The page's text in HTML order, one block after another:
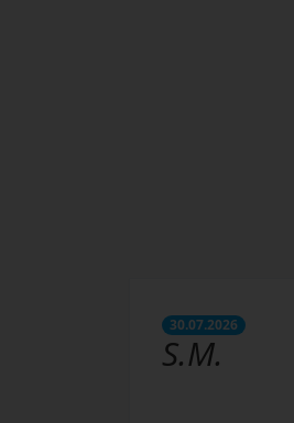
30.07.2026
S.M.